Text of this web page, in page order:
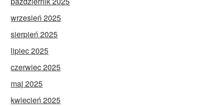
wrzesień 2025
sierpień 2025
lipiec 2025
czerwiec 2025
maj 2025
kwiecień 2025